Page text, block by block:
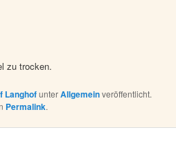
zu trocken.
LanghofunterAllgemeinveröffentlicht.
Permalink.